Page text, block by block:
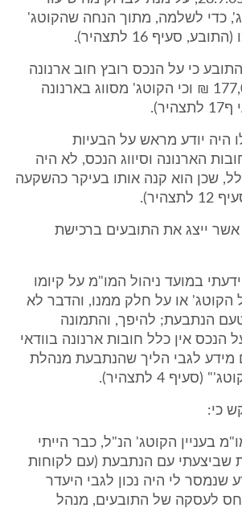
כדי לשלמה, מתוך הנחה שהקוטג'
סעיף 16 לתצהיר).
כי על הנכס רובץ חוב ארנונה
בסכום של כ- 177,000 ₪ וכי הקוטג' מסווג בארנונה
היה יודע מראש על הבעיות
הארנונה וסיווג הנכס, לא היה
שכן הוא קנה אותו בעיקר כהשקעה
ייצג את התובעים ברכישת
במועד ניהול המו"מ על קיומו
הקוטג' או על חלק ממנו, והדבר לא
הנתבעת; להיפך, והתמונה
הנכס אין כלל חובות ארנונה בוודאי
מידע לגבי הליך שהנתבעת מנהלת
4 לתצהיר).
כי:
בעניין הקוטג' הנ"ל, כבר הייתי
שביצעתי עם הנתבעת (עם לקוחות
שנמסר לי היה נכון לגבי היעדר
לעסקה של התובעים, מנהל